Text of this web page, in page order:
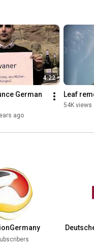
4:22
German
ago
Leaf
54K views